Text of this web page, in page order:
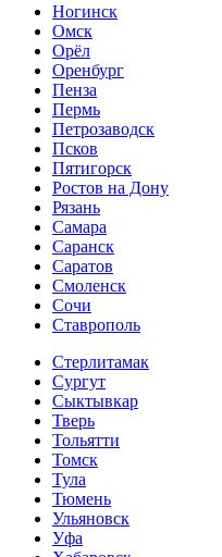
Ногинск
Омск
Орёл
Оренбург
Пенза
Пермь
Петрозаводск
Псков
Пятигорск
Ростов на Дону
Рязань
Самара
Саранск
Саратов
Смоленск
Сочи
Ставрополь
Стерлитамак
Сургут
Сыктывкар
Тверь
Тольятти
Томск
Тула
Тюмень
Ульяновск
Уфа